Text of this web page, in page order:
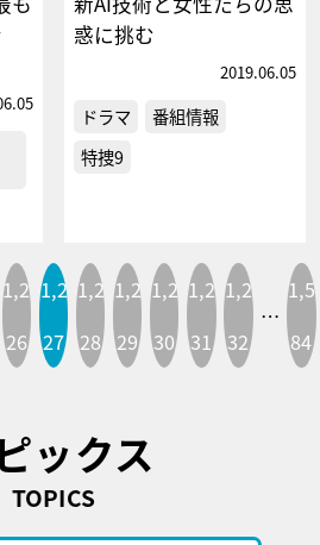
惑に挑む
2019.06.05
ドラマ
番組情報
特捜9
1,2
26
1,2
27
1,2
28
1,2
29
1,2
30
1,2
31
1,2
32
…
1,5
84
ックス
TOPICS